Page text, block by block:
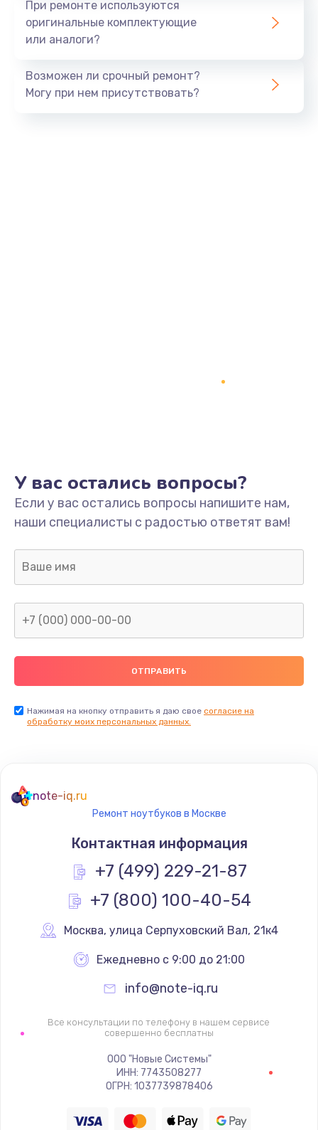
При ремонте используются
оригинальные комплектующие
или аналоги?
Возможен ли срочный ремонт?
Могу при нем присутствовать?
У вас остались вопросы?
Если у вас остались вопросы напишите нам,
наши специалисты с радостью ответят вам!
Нажимая на кнопку отправить я даю свое согласие на
обработку моих персональных данных.
note-iq.ru
Ремонт ноутбуков в Москве
Контактная информация
+7 (499) 229-21-87
+7 (800) 100-40-54
Москва, улица Серпуховский Вал, 21к4
Ежедневно с 9:00 до 21:00
info@note-iq.ru
Все консультации по телефону в нашем сервисе
совершенно бесплатны
ООО "Новые Системы"
ИНН: 7743508277
ОГРН: 1037739878406